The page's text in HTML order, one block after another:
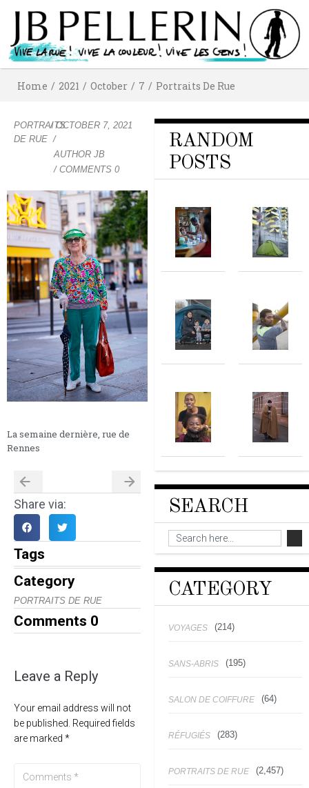
Home / 2021 / October / 7 / Portraits De Rue
PORTRAITS
DE RUE
/OCTOBER 7, 2021
/
AUTHORJB
/ COMMENTS 0
La semaine dernière, rue de
Rennes
Share via:
Tags
Category
PORTRAITS DE RUE
Comments 0
Leave a Reply
Your email address will not
be published. Required fields
are marked *
RANDOM
POSTS
SEARCH
CATEGORY
VOYAGES (214)
SANS-ABRIS (195)
SALON DE COIFFURE (64)
RÉFUGIÉS (283)
PORTRAITS DE RUE (2,457)